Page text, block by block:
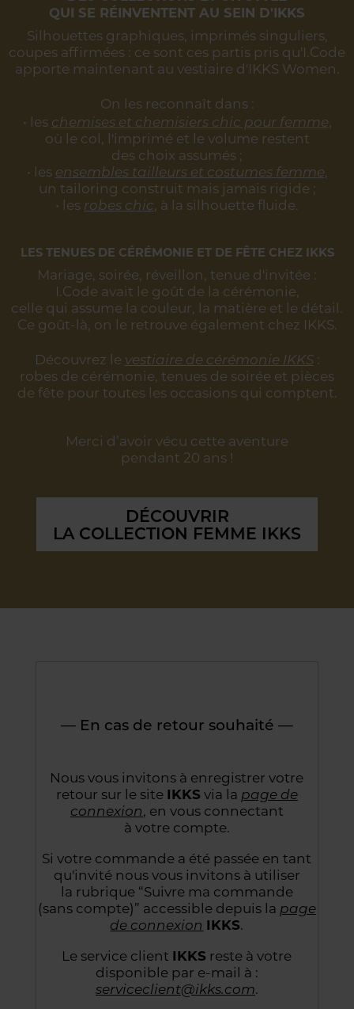
QUI SE RÉINVENTENT AU SEIN D'IKKS
Silhouettes graphiques, imprimés singuliers,
coupes affirmées : ce sont ces partis pris qu'I.Code
apporte maintenant au vestiaire d'IKKS Women.
On les reconnaît dans :
• les chemises et chemisiers chic pour femme,
où le col, l'imprimé et le volume restent
des choix assumés ;
• les ensembles tailleurs et costumes femme,
un tailoring construit mais jamais rigide ;
• les robes chic, à la silhouette fluide.
LES TENUES DE CÉRÉMONIE ET DE FÊTE CHEZ IKKS
Mariage, soirée, réveillon, tenue d'invitée :
I.Code avait le goût de la cérémonie,
celle qui assume la couleur, la matière et le détail.
Ce goût-là, on le retrouve également chez IKKS.
Découvrez le vestiaire de cérémonie IKKS:
robes de cérémonie, tenues de soirée et pièces
de fête pour toutes les occasions qui comptent.
Merci d’avoir vécu cette aventure
pendant 20 ans !
DÉCOUVRIR
LA COLLECTION FEMME IKKS
— En cas de retour souhaité —
Nous vous invitons à enregistrer votre
retour sur le site IKKS via la page de
connexion, en vous connectant
à votre compte.
Si votre commande a été passée en tant
qu'invité nous vous invitons à utiliser
la rubrique “Suivre ma commande
(sans compte)” accessible depuis la page
de connexion IKKS.
Le service client IKKS reste à votre
disponible par e-mail à :
serviceclient@ikks.com.